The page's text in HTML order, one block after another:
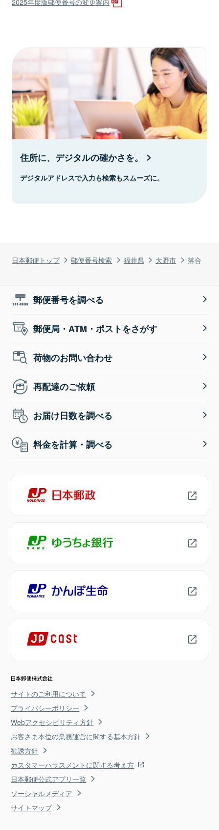
日本郵便トップ 郵便番号検索 福井県 大野市 落合
住所に、デジタルの確かさを。
デジタルアドレスで入力も検索もスムーズに。
郵便番号を調べる
郵便局・ATM・ポストをさがす
荷物のお問い合わせ
再配達のご依頼
お届け日数を調べる
料金を計算・調べる
サイトのご利用について
プライバシーポリシー
Webアクセシビリティ方針
お客さま本位の業務運営に関する基本方針
勧誘方針
カスタマーハラスメントに関する考え方
日本郵便公式アプリ一覧
ソーシャルメディア
サイトマップ